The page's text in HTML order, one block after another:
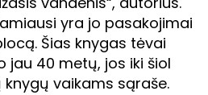
yra jo pasakojimai
Šias knygas tėvai
jau 40 metų, jos iki šiol
vaikams sąraše.